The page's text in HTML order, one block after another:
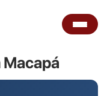
Macapá